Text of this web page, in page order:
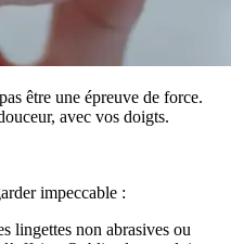
être une épreuve de force.
avec vos doigts.
impeccable :
lingettes non abrasives ou